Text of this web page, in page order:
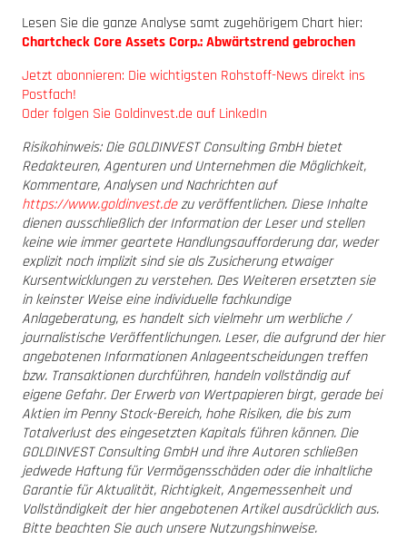
Lesen Sie die ganze Analyse samt zugehörigem Chart hier:
Chartcheck Core Assets Corp.: Abwärtstrend gebrochen
Jetzt abonnieren: Die wichtigsten Rohstoff-News direkt ins
Postfach!
Oder folgen Sie Goldinvest.de auf LinkedIn
Risikohinweis: Die GOLDINVEST Consulting GmbH bietet
Redakteuren, Agenturen und Unternehmen die Möglichkeit,
Kommentare, Analysen und Nachrichten auf
https://www.goldinvest.dezu veröffentlichen. Diese Inhalte
dienen ausschließlich der Information der Leser und stellen
keine wie immer geartete Handlungsaufforderung dar, weder
explizit noch implizit sind sie als Zusicherung etwaiger
Kursentwicklungen zu verstehen. Des Weiteren ersetzten sie
in keinster Weise eine individuelle fachkundige
Anlageberatung, es handelt sich vielmehr um werbliche /
journalistische Veröffentlichungen. Leser, die aufgrund der hier
angebotenen Informationen Anlageentscheidungen treffen
bzw. Transaktionen durchführen, handeln vollständig auf
eigene Gefahr. Der Erwerb von Wertpapieren birgt, gerade bei
Aktien im Penny Stock-Bereich, hohe Risiken, die bis zum
Totalverlust des eingesetzten Kapitals führen können. Die
GOLDINVEST Consulting GmbH und ihre Autoren schließen
jedwede Haftung für Vermögensschäden oder die inhaltliche
Garantie für Aktualität, Richtigkeit, Angemessenheit und
Vollständigkeit der hier angebotenen Artikel ausdrücklich aus.
Bitte beachten Sie auch unsere Nutzungshinweise.